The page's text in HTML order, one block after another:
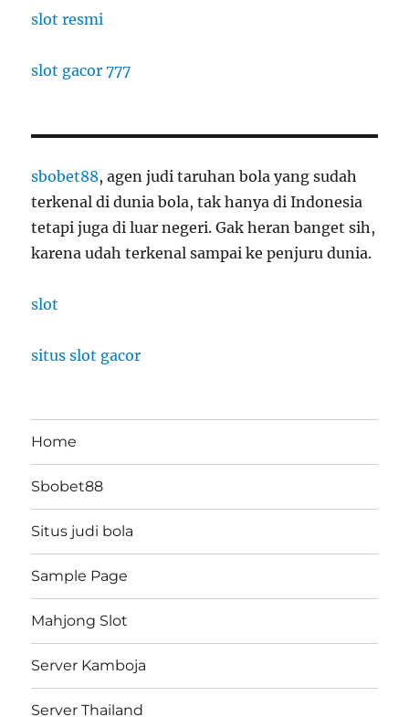
slot resmi
slot gacor 777
sbobet88, agen judi taruhan bola yang sudah
terkenal di dunia bola, tak hanya di Indonesia
tetapi juga di luar negeri. Gak heran banget sih,
karena udah terkenal sampai ke penjuru dunia.
slot
situs slot gacor
Home
Sbobet88
Situs judi bola
Sample Page
Mahjong Slot
Server Kamboja
Server Thailand